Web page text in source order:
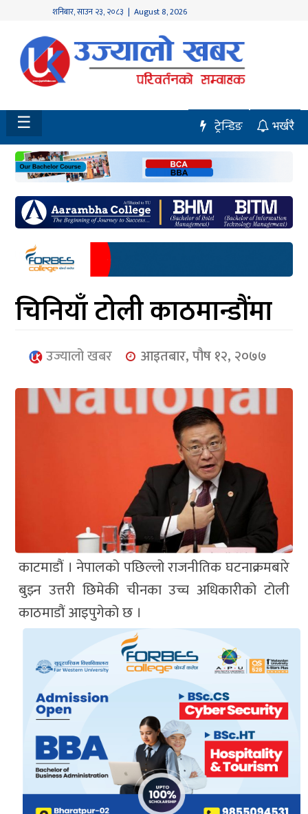
शनिबार,साउन २३, २०८३ | August 8, 2026
होमपेज
नवलपुर
विशेष
मध्य
नेपाल
चितवन
सेरोफेरो
समाचार
आर्थिक
मनोरञ्जन
अन्तर्राष्ट्रिय/
☰ भर्खरै
ट्रेन्डिङ
चिनियाँ टोली काठमान्डौंमा
उज्यालो खबर आइतबार, पौष १२, २०७७
काटमाडौं । नेपालको पछिल्लो राजनीतिक घटनाक्रमबारे
बुझ्न उत्तरी छिमेकी चीनका उच्च अधिकारीको टोली
काठमाडौं आइपुगेको छ ।